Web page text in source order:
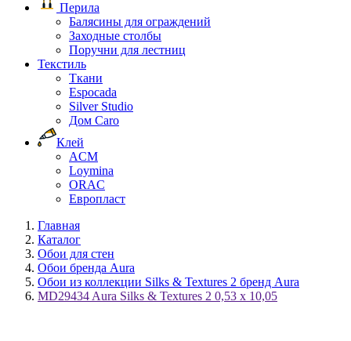
Перила
Балясины для ограждений
Заходные столбы
Поручни для лестниц
Текстиль
Ткани
Espocada
Silver Studio
Дом Caro
Клей
ACM
Loymina
ORAC
Европласт
Главная
Каталог
Обои для стен
Обои бренда Aura
Обои из коллекции Silks & Textures 2 бренд Aura
MD29434 Aura Silks & Textures 2 0,53 x 10,05